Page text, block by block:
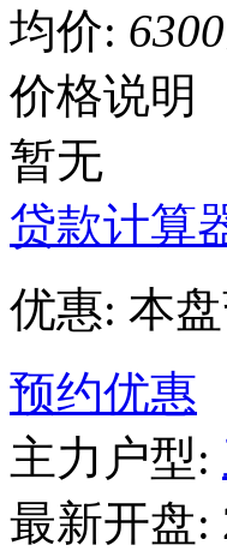
均价: 6300
价格说明
暂无
贷款计算
优惠: 本
预约优惠
主力户型:
最新开盘: